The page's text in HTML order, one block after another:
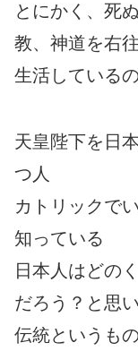
とにかく、死
教、神道を右
生活している
天皇陛下を日
つ人
カトリックで
知っている
日本人はどの
だろう？と思
伝統というも